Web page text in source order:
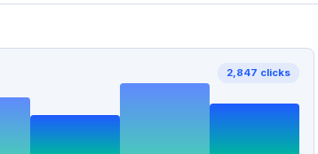
2,847 clicks